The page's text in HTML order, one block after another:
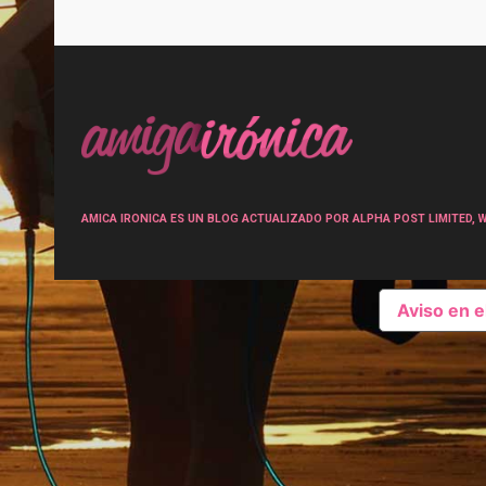
AMICA IRONICA ES UN BLOG ACTUALIZADO POR ALPHA POST
Aviso en